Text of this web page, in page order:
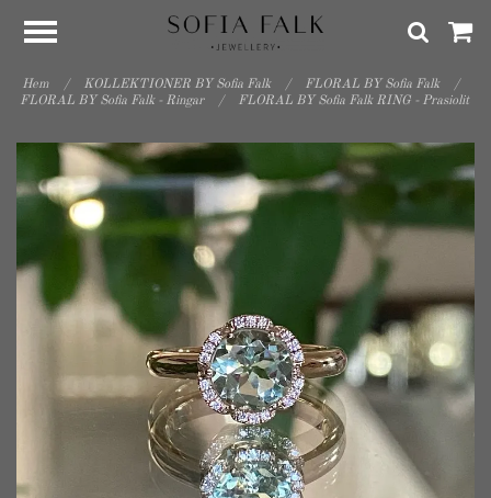
Hem / KOLLEKTIONER BY Sofia Falk / FLORAL BY Sofia Falk
/
FLORAL BY Sofia Falk - Ringar
/ FLORAL BY Sofia Falk RING - Prasiolit